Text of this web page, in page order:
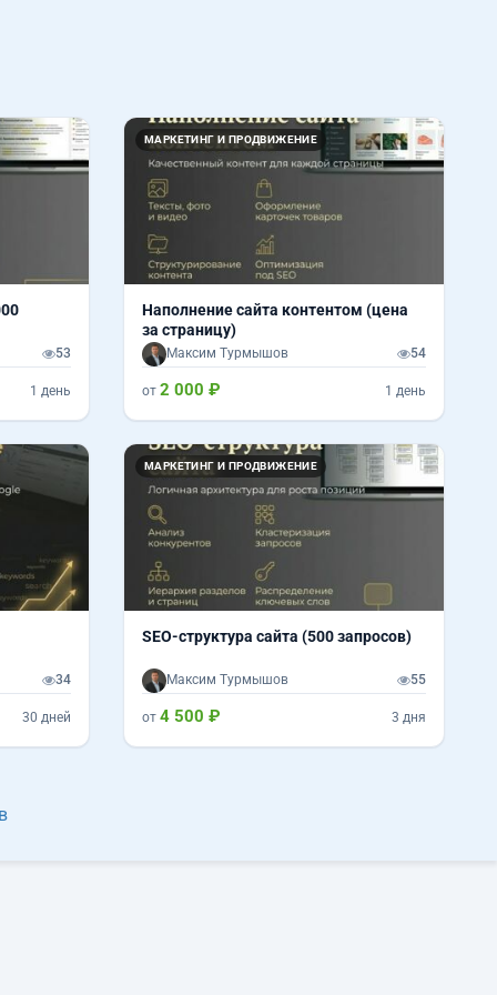
53
1 день
МАРКЕТИНГ И ПРОДВИЖЕНИЕ
Наполнение сайта контентом (цена
за страницу)
Максим Турмышов 54
от 2 000 ₽ 1 день
34
30 дней
МАРКЕТИНГ И ПРОДВИЖЕНИЕ
SEO-структура сайта (500 запросов)
Максим Турмышов 55
от 4 500 ₽ 3 дня